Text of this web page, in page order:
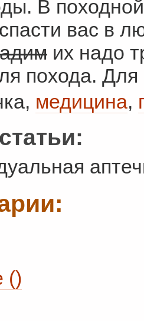
В
вас в
их надо
похода.
медицина,
()